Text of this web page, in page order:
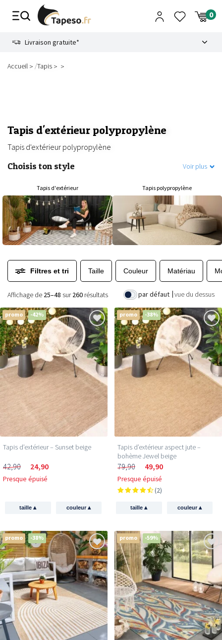
Livraison gratuite*
Accueil /Tapis
Tapis d'extérieur polypropylène
Tapis d'extérieur polypropylène
Choisis ton style Voir plus
Tapis d'extérieur Tapis polypropylène
Filtres et tri Taille Couleur Matériau
par défaut vue du dessus
Affichage de 25–48 sur260 résultats
promo -42%
Tapis d’extérieur – Sunset beige
42,90 24,90
Presque épuisé
taille▴ couleur▴
promo -38%
Tapis d’extérieur aspect jute –
bohème Jewel beige
79,90 49,90
Presque épuisé
(2)
taille▴ couleur▴
promo -38% promo -59%